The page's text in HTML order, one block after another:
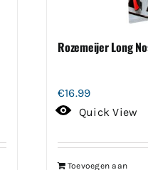
Rozemeijer Long
€16.99
Quick View
Toevoegen aan